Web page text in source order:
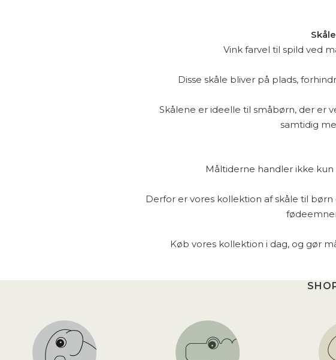
Vink farvel til spild ved
Disse skåle bliver på plads,
Skålene er ideelle til småbørn, der er
samtidig
Måltiderne handler ikke
Derfor er vores kollektion af skåle til
Køb vores kollektion i dag, og gør